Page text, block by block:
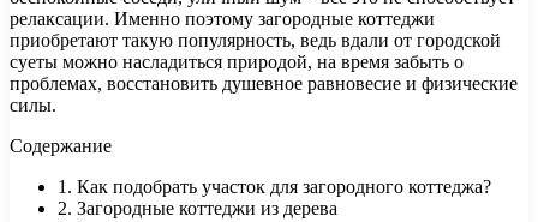
релаксации. Именно поэтому загородные коттеджи
приобретают такую популярность, ведь вдали от городской
суеты можно насладиться природой, на время забыть о
проблемах, восстановить душевное равновесие и физические
силы.
Содержание
1. Как подобрать участок для загородного коттеджа?
2. Загородные коттеджи из дерева